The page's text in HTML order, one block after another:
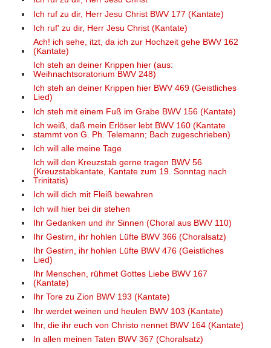
Ich ruf zu dir, Herr Jesu Christ BWV 177 (Kantate)
Ich ruf' zu dir, Herr Jesu Christ (Kantate)
Ach! ich sehe, itzt, da ich zur Hochzeit gehe BWV 162
(Kantate)
Ich steh an deiner Krippen hier (aus:
Weihnachtsoratorium BWV 248)
Ich steh an deiner Krippen hier BWV 469 (Geistliches
Lied)
Ich steh mit einem Fuß im Grabe BWV 156 (Kantate)
Ich weiß, daß mein Erlöser lebt BWV 160 (Kantate
stammt von G. Ph. Telemann; Bach zugeschrieben)
Ich will alle meine Tage
Ich will den Kreuzstab gerne tragen BWV 56
(Kreuzstabkantate, Kantate zum 19. Sonntag nach
Trinitatis)
Ich will dich mit Fleiß bewahren
Ich will hier bei dir stehen
Ihr Gedanken und ihr Sinnen (Choral aus BWV 110)
Ihr Gestirn, ihr hohlen Lüfte BWV 366 (Choralsatz)
Ihr Gestirn, ihr hohlen Lüfte BWV 476 (Geistliches
Lied)
Ihr Menschen, rühmet Gottes Liebe BWV 167
(Kantate)
Ihr Tore zu Zion BWV 193 (Kantate)
Ihr werdet weinen und heulen BWV 103 (Kantate)
Ihr, die ihr euch von Christo nennet BWV 164 (Kantate)
In allen meinen Taten BWV 367 (Choralsatz)